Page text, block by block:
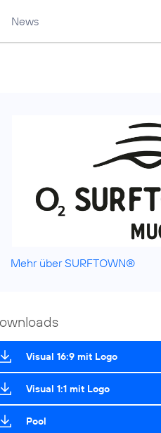
News
Mehr über SURFTOWN®
Visual 16:9 mit Logo
Visual 1:1 mit Logo
Pool